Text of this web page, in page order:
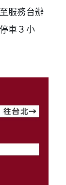
服務台辦
車３小